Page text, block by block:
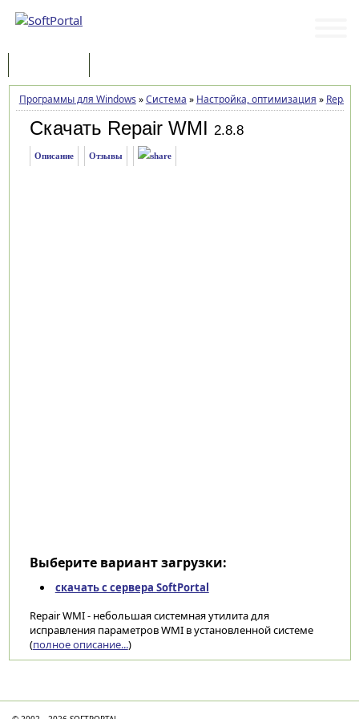
Программы для Windows »Система » Настройка, оптимизация » Repair
Скачать Repair WMI 2.8.8
Описание Отзывы
Выберите вариант загрузки:
скачать с сервера SoftPortal
Repair WMI - небольшая системная утилита для
исправления параметров WMI в установленной системе
(полное описание...)